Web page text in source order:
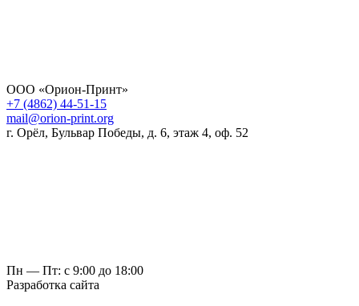
ООО «Орион-Принт»
+7 (4862) 44-51-15
mail@orion-print.org
г. Орёл, Бульвар Победы, д. 6, этаж 4, оф. 52
Пн — Пт: с 9:00 до 18:00
Разработка сайта